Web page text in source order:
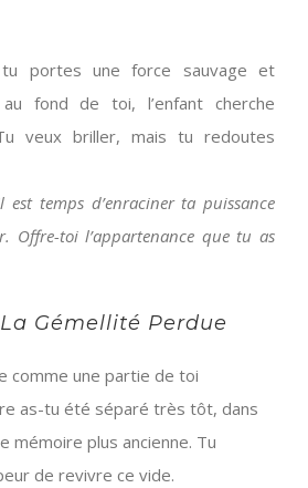
portes une force sauvage et
fond de toi, l’enfant cherche
veux briller, mais tu redoutes
est temps d’enraciner ta puissance
Offre-toi l’appartenance que tu as
La Gémellité Perdue
comme une partie de toi
as-tu été séparé très tôt, dans
mémoire plus ancienne. Tu
de revivre ce vide.